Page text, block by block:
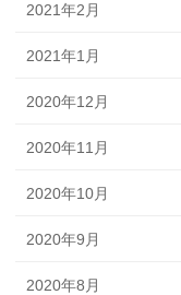
2021年2月
2021年1月
2020年12月
2020年11月
2020年10月
2020年9月
2020年8月